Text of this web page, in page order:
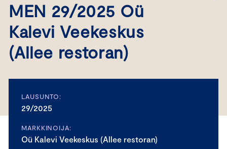
MEN 29/2025 Oü
Kalevi Veekeskus
(Allee restoran)
LAUSUNTO:
29/2025
MARKKINOIJA:
Oü Kalevi Veekeskus (Allee restoran)